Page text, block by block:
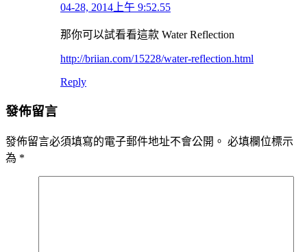
04-28, 2014上午 9:52.55
那你可以試看看這款 Water Reflection
http://briian.com/15228/water-reflection.html
Reply
發佈留言
發佈留言必須填寫的電子郵件地址不會公開。 必填欄位標示
為 *